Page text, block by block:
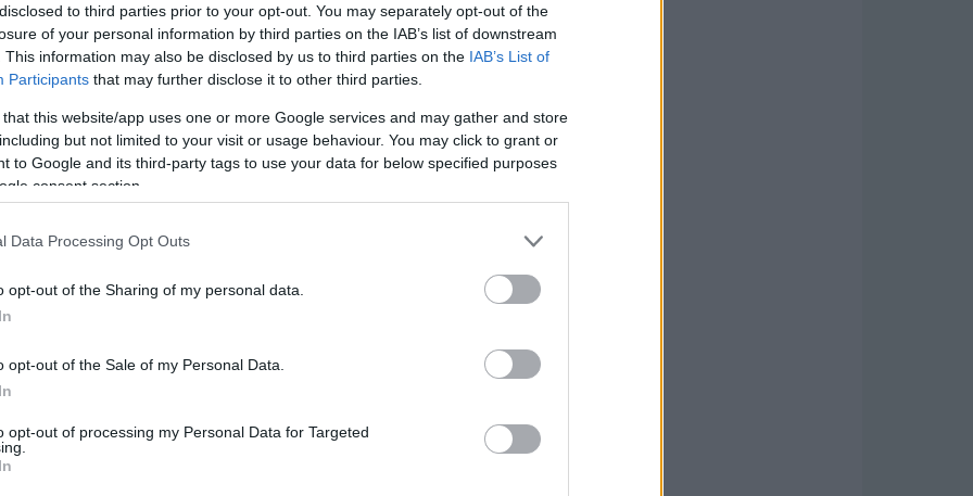
to third parties prior to your opt-out. You may separately opt-out of the
of your personal information by third parties on the IAB’s list of downstream
This information may also be disclosed by us to third parties on the IAB’s List of
Participants that may further disclose it to other third parties.
that this website/app uses one or more Google services and may gather and store
but not limited to your visit or usage behaviour. You may click to grant or
to Google and its third-party tags to use your data for below specified purposes
consent section.
Data Processing Opt Outs
opt-out of the Sharing of my personal data.
opt-out of the Sale of my Personal Data.
opt-out of processing my Personal Data for Targeted
rischi con l’IA
o le interruzioni della catena di
Questo è ciò che l’IA può offrirti! Grazie